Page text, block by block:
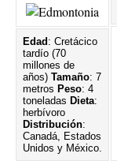
Edad : Cretácico
tardío (70
millones de
años) Tamaño: 7
metros Peso: 4
toneladas Dieta:
herbívoro
Distribución:
Canadá, Estados
Unidos y México.